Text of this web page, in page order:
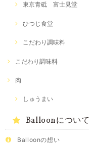
東京青砥 富士見堂
ひつじ食堂
こだわり調味料
こだわり調味料
肉
しゅうまい
Balloonについて
Balloonの想い